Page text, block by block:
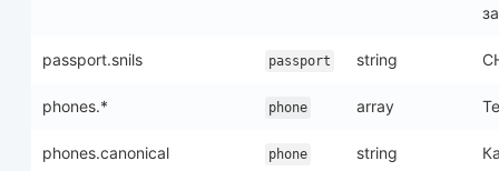
passport.snils passport string
phones.* phone array
phones.canonical phone string